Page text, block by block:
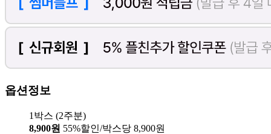
옵션정보
1박스 (2주분)
8,900원 55%할인/박스당 8,900원